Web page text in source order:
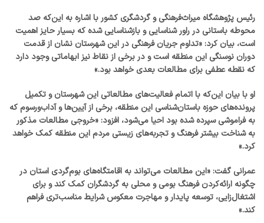
رئیس پژوهشگاه میراث‌فرهنگی و گردشگری کشور با اشاره به این‌که ‌صد
محوطه باستانی در راور شناسایی و بازشناسایی شده که بسیار حایز اهمیت
است، بیان کرد: «تداوم جریان فرهنگی در این شهرستان نشان از قدمت
دوران نوسنگی این منطقه است و در برخی از نقاط نیز ابهاماتی وجود دارد
که نقطه عطفی برای مطالعات بعدی خواهد بود.»
او با بیان این‌که با اتمام فعالیت‌های مطالعاتی این شهرستان و تکمیل
پرونده‌های حوزه باستان‌شناسی این منطقه، برخی از آیین‌ها و آداب‌و‌رسوم که
به فراموشی سپرده شده بود احیا می‌شود، افزود: «خروجی مطالعات مذکور
به شناخت بیشتر فرهنگ و تجربه‌های زیستی مردم این منطقه کمک خواهد
کرد.»
عمرانی گفت: «این مطالعات می‌تواند به اقامتگاه‌های بوم‌گردی‌ استان در
چگونه ارائه‌کردن فرهنگ بومی و محلی به گردشگران کمک کند و برای
اشتغال‌زایی، توسعه پایدار و مهاجرت معکوس شرایط مناسب‌تری فراهم
کند.»